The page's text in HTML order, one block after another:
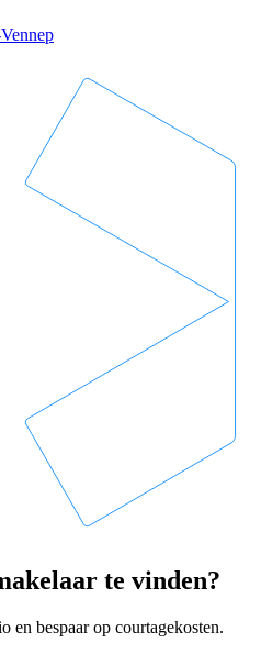
te vinden?
en bespaar op courtagekosten.